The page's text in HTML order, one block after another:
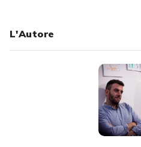
L'Autore